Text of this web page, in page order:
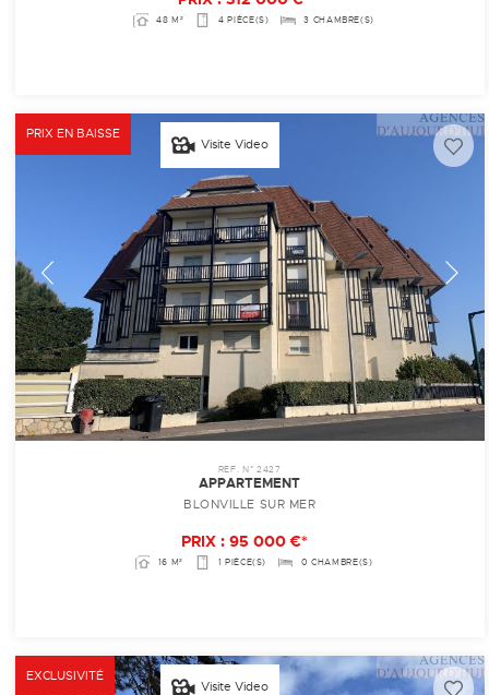
48 M² 4 PIÈCE(S) 3 CHAMBRE(S)
Visite Video
PRIX EN BAISSE
REF. N° 2427
APPARTEMENT
BLONVILLE SUR MER
PRIX : 95 000 €*
16 M² 1 PIÈCE(S) 0 CHAMBRE(S)
Visite Video
EXCLUSIVITÉ